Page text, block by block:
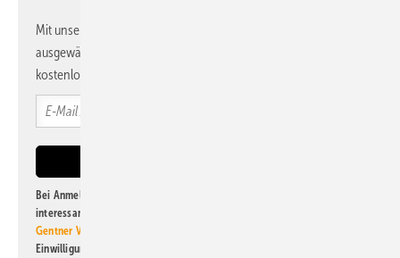
Mit unserem Newsletter erhalten Sie regelmäßig von uns
ausgewählte Informationen und Neuigkeiten, gebündelt und
kostenlos direkt ins Postfach.
Bei Anmeldung zu diesem Newsletter bin ich damit einverstanden, über
interessante Verlags- und Online-Angebote
Gentner Verlag GmbH & Co. KG
Einwilligung kann ich jederzeit widerrufen und eine Abmeldung ist